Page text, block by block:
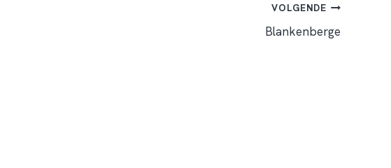
VOLGENDE
Blankenberge